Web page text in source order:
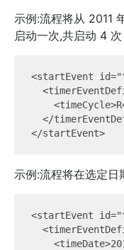
示例:流程将从 2011
启动一次,共启动 4 次
<startEvent
</
示例:流程将在选定日
<startEvent